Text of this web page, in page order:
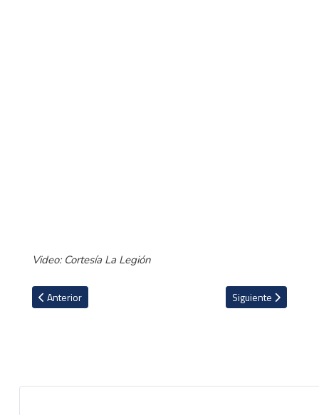
Video: Cortesía La Legión
Artículo anterior: Tico Elián Quesada comenzó campeonato Sub-
Anterior Artículo siguiente:
Siguiente